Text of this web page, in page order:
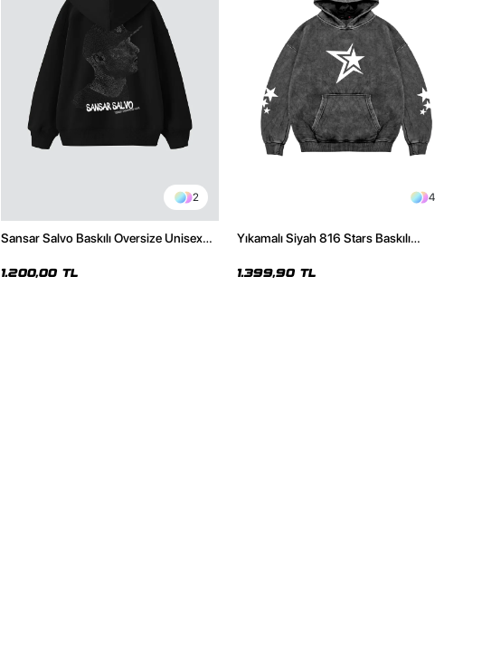
2
Sansar Salvo Baskılı Oversize Unisex
1.200,00 TL
4
Yıkamalı Siyah 816 Stars Baskılı
1.399,90 TL